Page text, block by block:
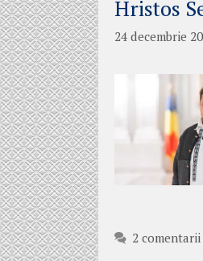
Hristos
24 decembrie
2 comentarii